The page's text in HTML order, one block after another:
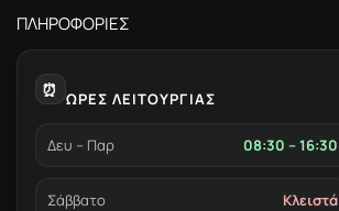
ΠΛΗΡΟΦΟΡΙΕΣ
⏰ ΩΡΕΣ ΛΕΙΤΟΥΡΓΙΑΣ
Δευ – Παρ 08:30 – 16:30
Σάββατο Κλειστά